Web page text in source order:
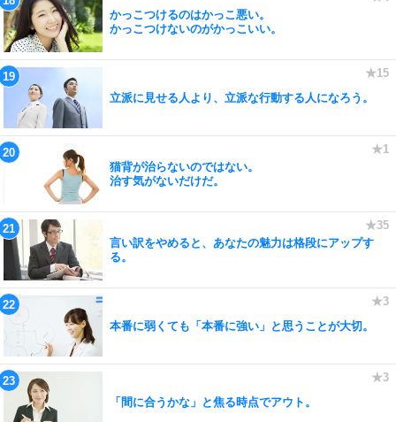
かっこつけるのはかっこ悪い。
かっこつけないのがかっこいい。
立派に見せる人より、立派な行動する人になろう。
猫背が治らないのではない。
治す気がないだけだ。
言い訳をやめると、あなたの魅力は格段にアップす
る。
本番に弱くても「本番に強い」と思うことが大切。
「間に合うかな」と焦る時点でアウト。